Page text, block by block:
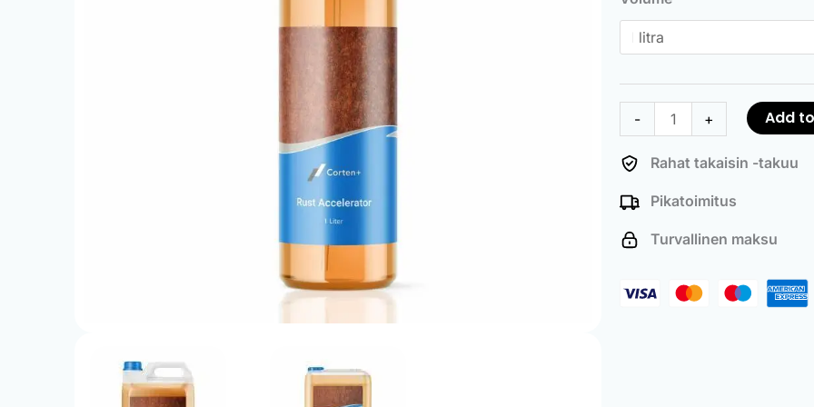
- + Add
Rahat takaisin -takuu
Pikatoimitus
Turvallinen maksu